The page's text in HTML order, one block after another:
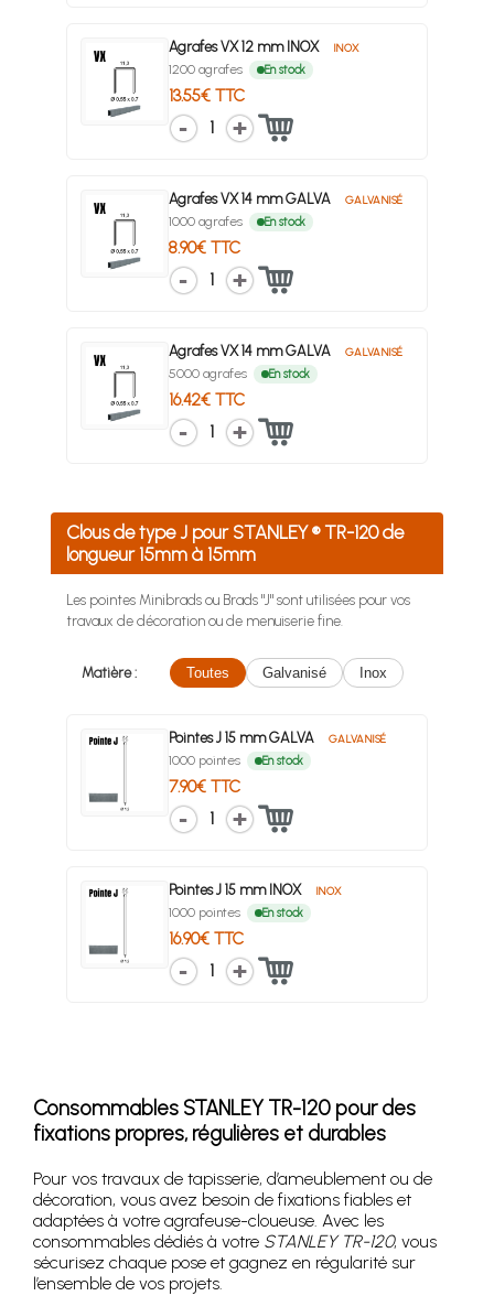
Agrafes VX 12 mm INOX INOX
1200 agrafes En stock
13.55€ TTC
1
Agrafes VX 14 mm GALVA GALVANISÉ
1000 agrafes En stock
8.90€ TTC
1
Agrafes VX 14 mm GALVA GALVANISÉ
5000 agrafes En stock
16.42€ TTC
1
Clous de type J pour STANLEY ® TR-120 de
longueur 15mm à 15mm
Les pointes Minibrads ou Brads "J" sont utilisées pour vos
travaux de décoration ou de menuiserie fine.
Matière : Toutes Galvanisé Inox
Pointes J 15 mm GALVA GALVANISÉ
1000 pointes En stock
7.90€ TTC
1
Pointes J 15 mm INOX INOX
1000 pointes En stock
16.90€ TTC
1
Consommables STANLEY TR-120 pour des
fixations propres, régulières et durables
Pour vos travaux de tapisserie, d’ameublement ou de
décoration, vous avez besoin de fixations fiables et
adaptées à votre agrafeuse-cloueuse. Avec les
consommables dédiés à votre STANLEY TR-120, vous
sécurisez chaque pose et gagnez en régularité sur
l’ensemble de vos projets.